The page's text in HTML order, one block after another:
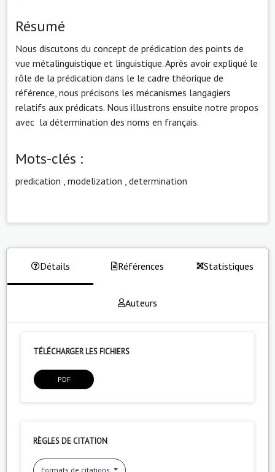
Résumé
Nous discutons du concept de prédication des points de
vue métalinguistique et linguistique. Après avoir expliqué le
rôle de la prédication dans le le cadre théorique de
référence, nous précisons les mécanismes langagiers
relatifs aux prédicats. Nous illustrons ensuite notre propos
avec la détermination des noms en français.
Mots-clés :
predication modelization determination
Détails Références Statistiques
Auteurs
TÉLÉCHARGER LES FICHIERS
PDF
RÈGLES DE CITATION
Formats de citations